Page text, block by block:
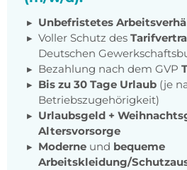
Unbefristetes
Voller Schutz des
Deutschen
Bezahlung nach dem GVP
Bis zu 30 Tage Urlaub (je
Betriebszugehörigkeit)
Urlaubsgeld +
Altersvorsorge
Moderne und bequeme
Arbeitskleidung/